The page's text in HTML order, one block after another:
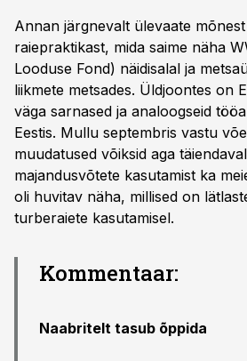
Annan järgnevalt ülevaate
raiepraktikast, mida saime näha
Looduse Fond) näidisalal ja
liikmete metsades. Üldjoontes on
väga sarnased ja analoogseid
Eestis. Mullu septembris vastu
muudatused võiksid aga
majandusvõtete kasutamist ka
oli huvitav näha, millised on
turberaiete kasutamisel.
Kommentaar:
Naabritelt tasub õppida